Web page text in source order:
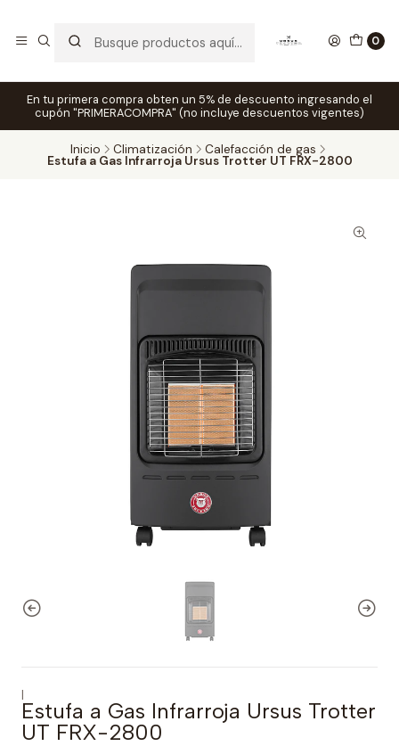
0
En tu primera compra obten un 5% de descuento ingresando el
cupón "PRIMERACOMPRA" (no incluye descuentos vigentes)
Inicio Climatización Calefacción de gas
Estufa a Gas Infrarroja Ursus Trotter UT FRX-2800
|
Estufa a Gas Infrarroja Ursus Trotter
UT FRX-2800